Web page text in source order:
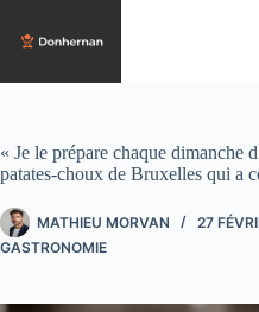
contenu
« Je le prépare chaque dimanche
patates-choux de Bruxelles qui a
MATHIEU MORVAN
27
GASTRONOMIE